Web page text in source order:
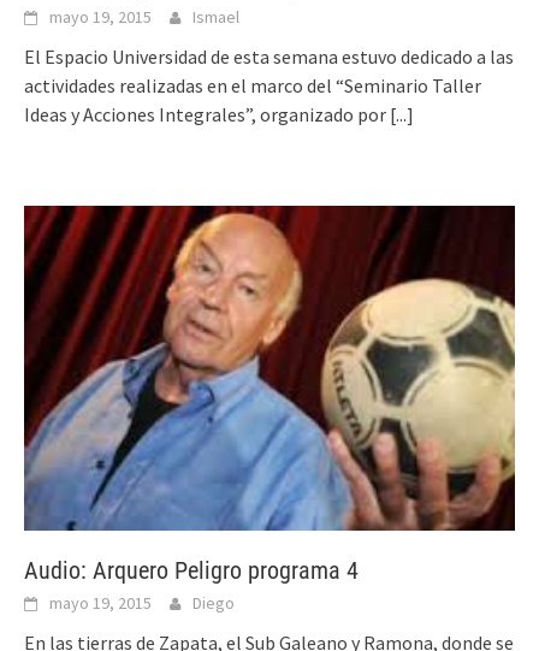
mayo 19, 2015 Ismael
El Espacio Universidad de esta semana estuvo dedicado a las
actividades realizadas en el marco del “Seminario Taller
Ideas y Acciones Integrales”, organizado por [...]
Audio: Arquero Peligro programa 4
mayo 19, 2015 Diego
En las tierras de Zapata, el Sub Galeano y Ramona, donde se